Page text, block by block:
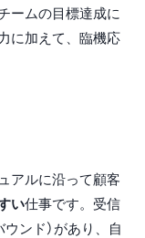
ームの目標達成に
に加えて、臨機応
アルに沿って顧客
い仕事です。受信
ウンド）があり、自